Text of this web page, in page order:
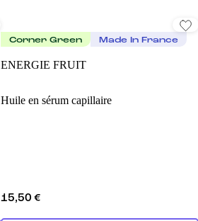
Corner Green Made In France
ENERGIE FRUIT
Huile en sérum capillaire
15,50 €